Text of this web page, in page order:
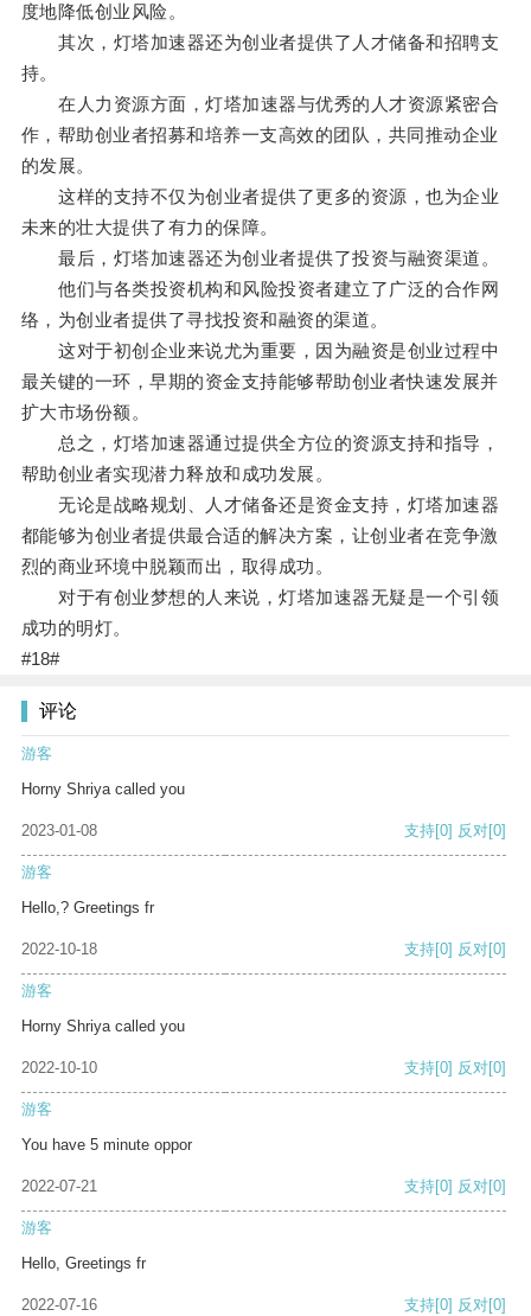
度地降低创业风险。
其次，灯塔加速器还为创业者提供了人才储备和招聘支
持。
在人力资源方面，灯塔加速器与优秀的人才资源紧密合
作，帮助创业者招募和培养一支高效的团队，共同推动企业
的发展。
这样的支持不仅为创业者提供了更多的资源，也为企业
未来的壮大提供了有力的保障。
最后，灯塔加速器还为创业者提供了投资与融资渠道。
他们与各类投资机构和风险投资者建立了广泛的合作网
络，为创业者提供了寻找投资和融资的渠道。
这对于初创企业来说尤为重要，因为融资是创业过程中
最关键的一环，早期的资金支持能够帮助创业者快速发展并
扩大市场份额。
总之，灯塔加速器通过提供全方位的资源支持和指导，
帮助创业者实现潜力释放和成功发展。
无论是战略规划、人才储备还是资金支持，灯塔加速器
都能够为创业者提供最合适的解决方案，让创业者在竞争激
烈的商业环境中脱颖而出，取得成功。
对于有创业梦想的人来说，灯塔加速器无疑是一个引领
成功的明灯。
#18#
评论
游客
Horny Shriya called you
2023-01-08 支持[0] 反对[0]
游客
Hello,? Greetings fr
2022-10-18 支持[0] 反对[0]
游客
Horny Shriya called you
2022-10-10 支持[0] 反对[0]
游客
You have 5 minute oppor
2022-07-21 支持[0] 反对[0]
游客
Hello, Greetings fr
2022-07-16 支持[0] 反对[0]